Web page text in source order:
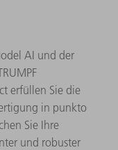
AI und der
erfüllen Sie die
in punkto
Sie Ihre
und robuster